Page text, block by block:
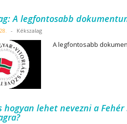
A legfontosabb
- Kékszalag
A legfontosabb
hogyan lehet nevezni a